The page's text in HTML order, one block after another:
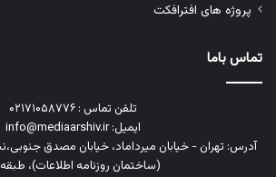
پروژه های افترافکت
تماس باما
تلفن تماس : ۰۲۱۷۱۰۵۸۷۷۶
ایمیل: info@mediaarshiv.ir
(ساختمان روزنامه اطلاعات)، طبقه ۱۳